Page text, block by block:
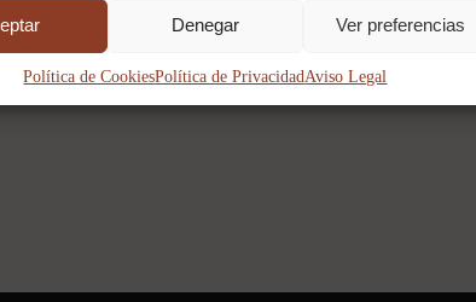
Denegar Ver preferencias
Política de CookiesPolítica de PrivacidadAviso Legal